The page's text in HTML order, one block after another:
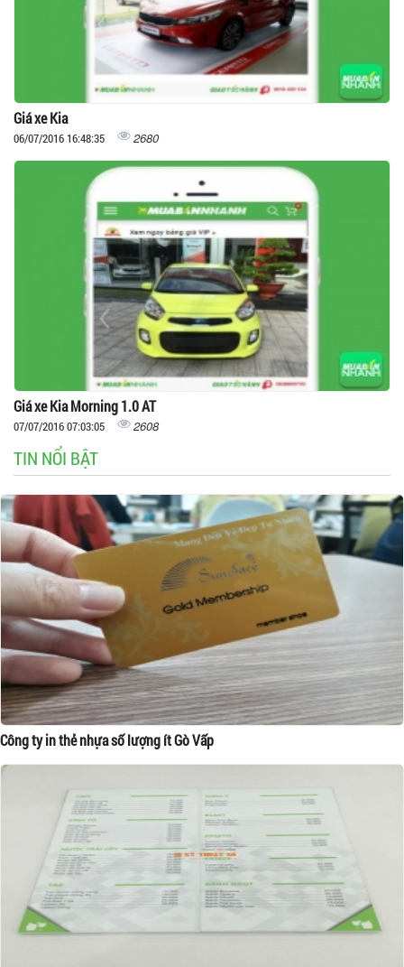
Giá xe Kia
06/07/2016 16:48:35 2680
Giá xe Kia Morning 1.0 AT
07/07/2016 07:03:05 2608
TIN NỔI BẬT
Công ty in thẻ nhựa số lượng ít Gò Vấp